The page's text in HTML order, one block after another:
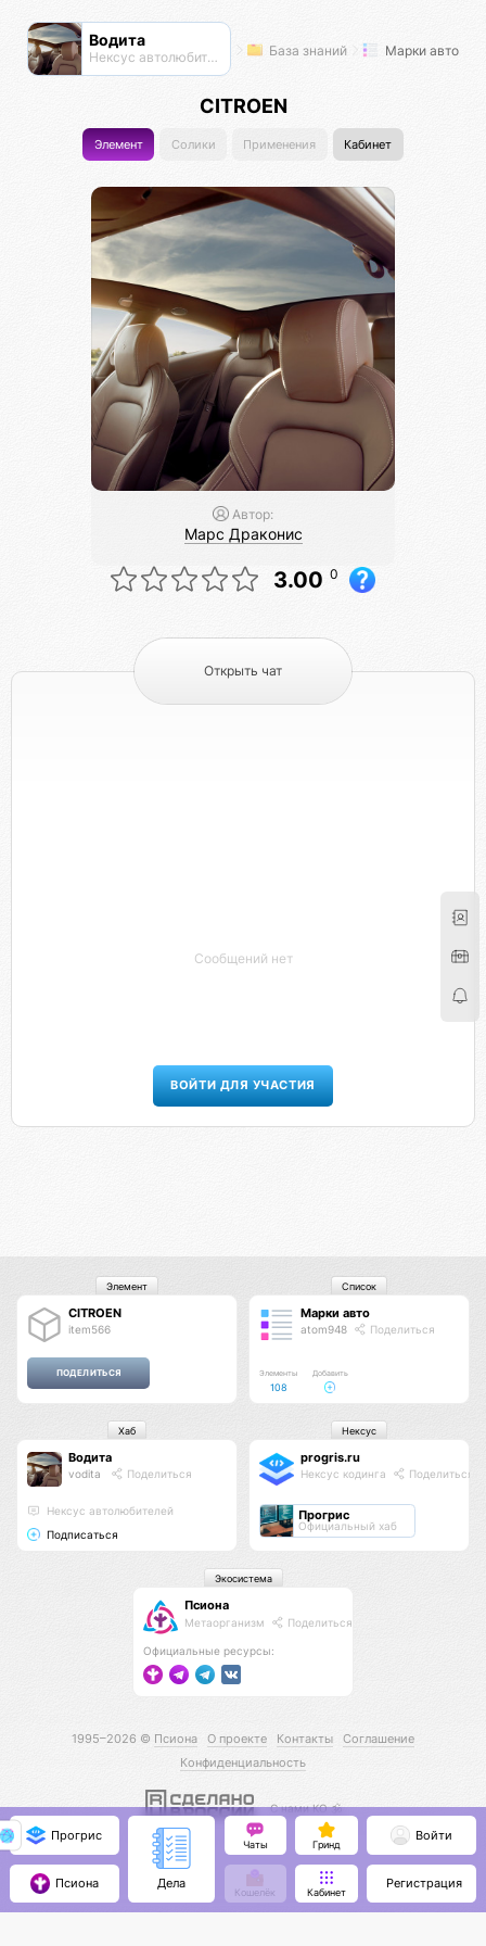
Водита
Нексус автолюбителей База знаний Марки авто
CITROEN
Элемент Солики Применения Кабинет
Автор:
Марс Драконис
3.00 0
Открыть чат
Сообщений нет
ВОЙТИ ДЛЯ УЧАСТИЯ
CITROEN
item566
Элемент
Марки авто
atom948 Поделиться
Элементы
108
Добавить
Список
Водита
vodita Поделиться
Нексус автолюбителей
Подписаться
Хаб
progris.ru
Нексус кодинга Поделиться
Прогрис
Официальный хаб
Нексус
Псиона
Метаорганизм Поделиться
Официальные ресурсы:
Экосистема
1995–2026 © Псиона О проекте Контакты
Соглашение
Конфиденциальность
С нами КО 🕉️
Прогрис
Псиона Дела
Чаты Гринд
Кошелёк Кабинет
Войти
Регистрация